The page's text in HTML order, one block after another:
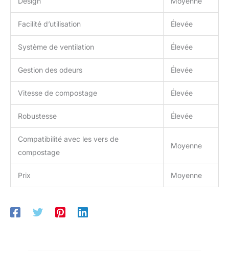
Facilité d’utilisation Élevée
Système de ventilation Élevée
Gestion des odeurs Élevée
Vitesse de compostage Élevée
Robustesse Élevée
Compatibilité avec les vers de
compostage
Moyenne
Prix Moyenne